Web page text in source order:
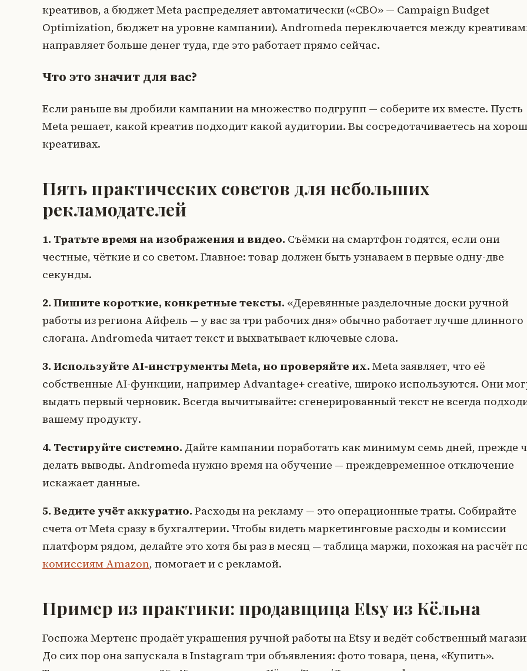
креативов, а бюджет Meta распределяет автоматически («CBO» — Campaign Budget
Optimization, бюджет на уровне кампании). Andromeda переключается между
направляет больше денег туда, где это работает прямо сейчас.
Что это значит для вас?
Если раньше вы дробили кампании на множество подгрупп — соберите их вместе. Пусть
Meta решает, какой креатив подходит какой аудитории. Вы сосредотачиваетесь на
креативах.
Пять практических советов для небольших
рекламодателей
1. Тратьте время на изображения и видео. Съёмки на смартфон годятся, если они
честные, чёткие и со светом. Главное: товар должен быть узнаваем в первые одну-две
секунды.
2. Пишите короткие, конкретные тексты. «Деревянные разделочные доски ручной
работы из региона Айфель — у вас за три рабочих дня» обычно работает лучше длинного
слогана. Andromeda читает текст и выхватывает ключевые слова.
3. Используйте AI-инструменты Meta, но проверяйте их. Meta заявляет, что её
собственные AI-функции, например Advantage+ creative, широко используются. Они
выдать первый черновик. Всегда вычитывайте: сгенерированный текст не всегда
вашему продукту.
4. Тестируйте системно. Дайте кампании поработать как минимум семь дней, прежде
делать выводы. Andromeda нужно время на обучение — преждевременное отключение
искажает данные.
5. Ведите учёт аккуратно. Расходы на рекламу — это операционные траты. Собирайте
счета от Meta сразу в бухгалтерии. Чтобы видеть маркетинговые расходы и комиссии
платформ рядом, делайте это хотя бы раз в месяц — таблица маржи, похожая на расчёт
комиссиям Amazon, помогает и с рекламой.
Пример из практики: продавщица Etsy из Кёльна
Госпожа Мертенс продаёт украшения ручной работы на Etsy и ведёт собственный
До сих пор она запускала в Instagram три объявления: фото товара, цена, «Купить».